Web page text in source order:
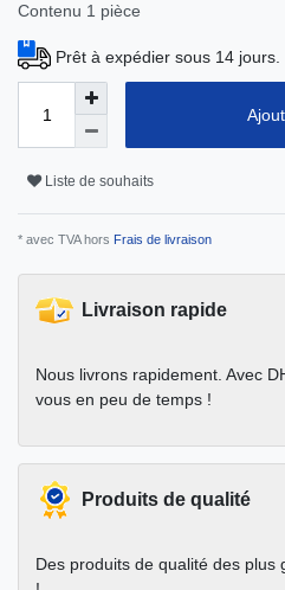
Contenu 1 pièce
Prêt à expédier sous 14 jours.
Liste de souhaits
* avec TVA hors Frais de livraison
Livraison rapide
Nous livrons rapidement. Avec
vous en peu de temps !
Produits de qualité
Des produits de qualité des plus